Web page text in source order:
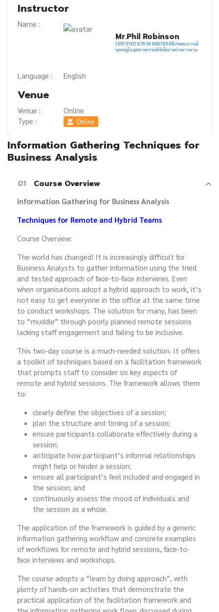
Instructor
Name :
Mr.Phil Robinson
CERTIFIED SCRUM MASTER ที่มีประสบการณ์
และอยู่ในอุตสาหกรรมดิจิทัลมาอย่างยาวนาน
Language : English
Venue
Venue :
Online
Type :
Online
Information Gathering Techniques for
Business Analysis
01 Course Overview
Information Gathering for Business Analysis
Techniques for Remote and Hybrid Teams
Course Overview:
The world has changed! It is increasingly difficult for
Business Analysts to gather information using the tried
and tested approach of face-to-face interviews. Even
when organisations adopt a hybrid approach to work, it’s
not easy to get everyone in the office at the same time
to conduct workshops. The solution for many, has been
to “muddle” through poorly planned remote sessions
lacking staff engagement and failing to be inclusive.
This two-day course is a much-needed solution. It offers
a toolkit of techniques based on a facilitation framework
that prompts staff to consider six key aspects of
remote and hybrid sessions. The framework allows them
to:
clearly define the objectives of a session;
plan the structure and timing of a session;
ensure participants collaborate effectively during a
session;
anticipate how participant’s informal relationships
might help or hinder a session;
ensure all participant’s feel included and engaged in
the session; and
continuously assess the mood of individuals and
the session as a whole.
The application of the framework is guided by a generic
information gathering workflow and concrete examples
of workflows for remote and hybrid sessions, face-to-
face interviews and workshops.
The course adopts a “learn by doing approach”, with
plenty of hands-on activities that demonstrate the
practical application of the facilitation framework and